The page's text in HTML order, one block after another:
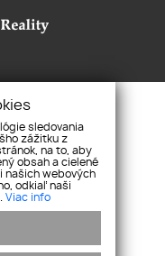
sledovania
zážitku z
na to, aby
obsah a cielené
našich webových
odkiaľ naši
Viac info